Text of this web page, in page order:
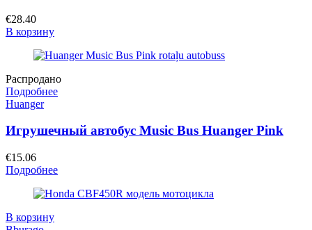
€28.40
В корзину
Распродано
Подробнее
Huanger
Игрушечный автобус Music Bus Huanger Pink
€15.06
Подробнее
В корзину